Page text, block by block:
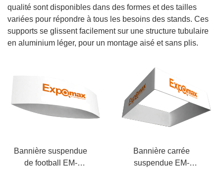
qualité sont disponibles dans des formes et des tailles
variées pour répondre à tous les besoins des stands. Ces
supports se glissent facilement sur une structure tubulaire
en aluminium léger, pour un montage aisé et sans plis.
Bannière suspendue
de football EM-
Bannière carrée
suspendue EM-